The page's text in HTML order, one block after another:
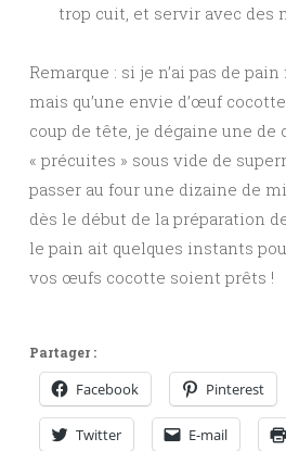
trop cuit, et servir avec des
Remarque : si je n’ai pas de
mais qu’une envie d’œuf
coup de tête, je dégaine une de
« précuites » sous vide de
passer au four une dizaine de
dès le début de la préparation
le pain ait quelques instants
vos œufs cocotte soient prêts !
Partager :
Facebook Pinterest
Twitter E-mail